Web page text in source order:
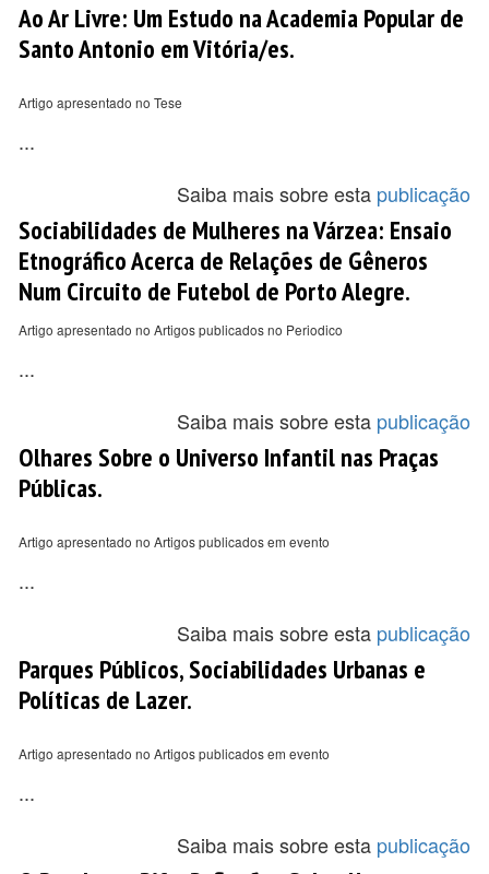
Ao Ar Livre: Um Estudo na Academia Popular de
Santo Antonio em Vitória/es.
Artigo apresentado no Tese
...
Saiba mais sobre esta publicação
Sociabilidades de Mulheres na Várzea: Ensaio
Etnográfico Acerca de Relações de Gêneros
Num Circuito de Futebol de Porto Alegre.
Artigo apresentado no Artigos publicados no Periodico
...
Saiba mais sobre esta publicação
Olhares Sobre o Universo Infantil nas Praças
Públicas.
Artigo apresentado no Artigos publicados em evento
...
Saiba mais sobre esta publicação
Parques Públicos, Sociabilidades Urbanas e
Políticas de Lazer.
Artigo apresentado no Artigos publicados em evento
...
Saiba mais sobre esta publicação